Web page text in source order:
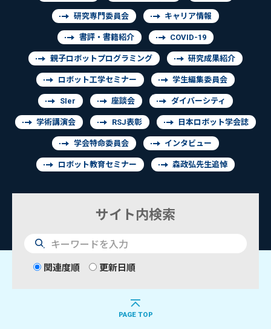
研究専門委員会 キャリア情報
書評・書籍紹介 COVID-19
親子ロボットプログラミング 研究成果紹介
ロボット工学セミナー 学生編集委員会
SIer 座談会 ダイバーシティ
学術講演会 RSJ表彰 日本ロボット学会誌
学会特命委員会 インタビュー
ロボット教育セミナー 森政弘先生追悼
サイト内検索
検
索
関連度順 更新日順
PAGE TOP